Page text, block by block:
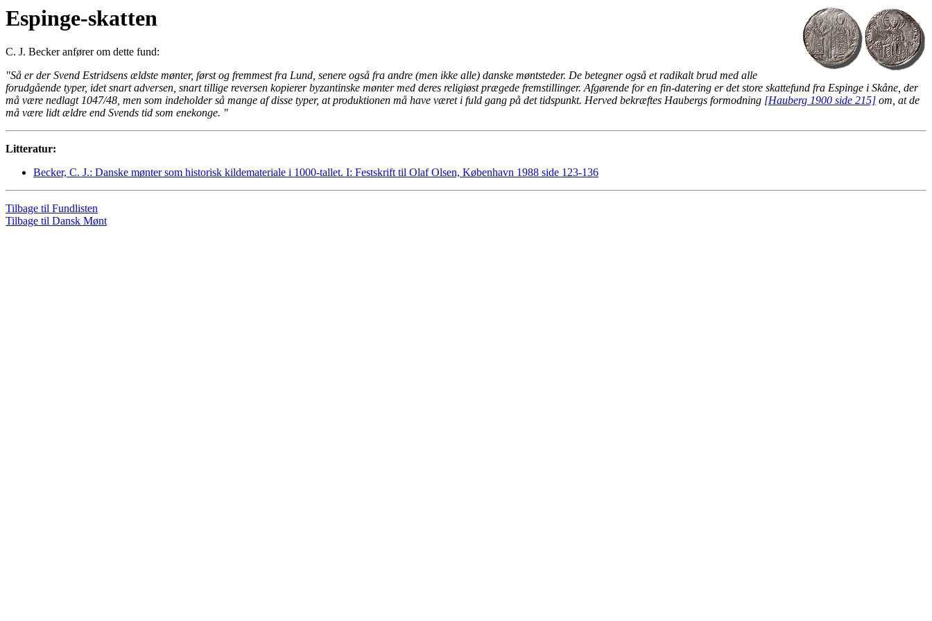
Espinge-skatten
C. J. Becker anfører om dette fund:
"Så er der Svend Estridsens ældste mønter, først og fremmest fra Lund, senere også fra andre (men ikke alle) danske møntsteder. De betegner også et radikalt brud med alle
forudgående typer, idet snart adversen, snart tillige reversen kopierer byzantinske mønter med deres religiøst prægede fremstillinger. Afgørende for en fin-datering er det store skattefund fra Espinge i Skåne, der
må være nedlagt 1047/48, men som indeholder så mange af disse typer, at produktionen må have været i fuld gang på det tidspunkt. Herved bekræftes Haubergs formodning [Hauberg 1900 side 215] om, at de
må være lidt ældre end Svends tid som enekonge. "
Litteratur:
Becker, C. J.: Danske mønter som historisk kildemateriale i 1000-tallet. I: Festskrift til Olaf Olsen, København 1988 side 123-136
Tilbage til Fundlisten
Tilbage til Dansk Mønt